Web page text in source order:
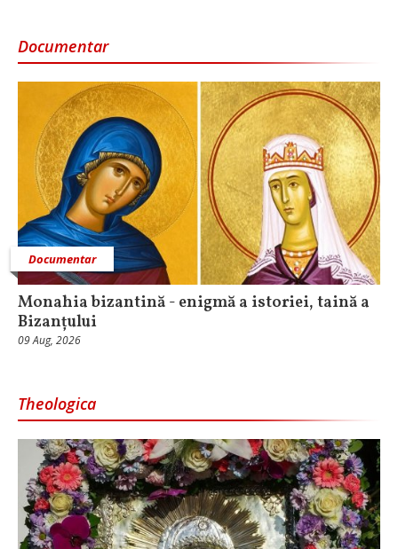
Documentar
Documentar
Monahia bizantină - enigmă a istoriei, taină a
Bizanțului
09 Aug, 2026
Theologica